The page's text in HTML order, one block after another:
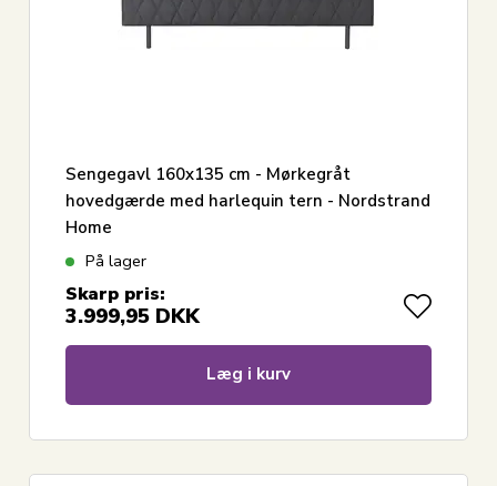
Sengegavl 160x135 cm - Mørkegråt
hovedgærde med harlequin tern - Nordstrand
Home
På lager
Skarp pris:
3.999,95 DKK
Læg i kurv